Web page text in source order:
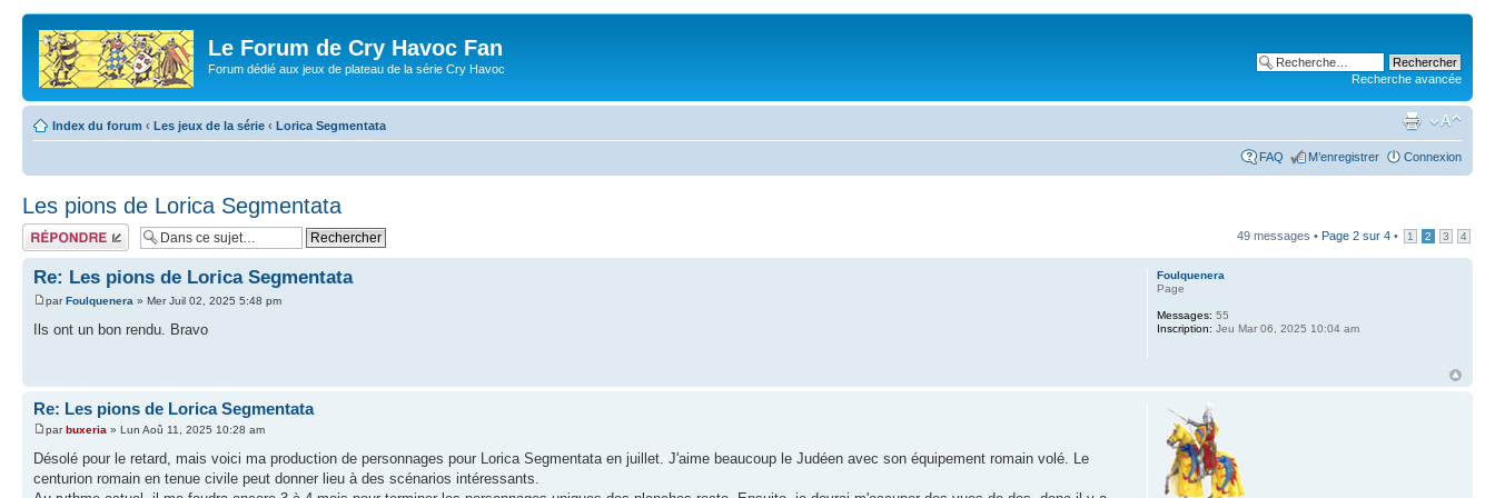
Le Forum de Cry Havoc Fan
Forum dédié aux jeux de plateau de la série Cry Havoc
Recherche avancée
Index du forum ‹ Les jeux de la série ‹ Lorica Segmentata
FAQ M’enregistrer Connexion
Les pions de Lorica Segmentata
Répondre 49 messages • Page 2 sur 4 • 1 2 3 4
Re: Les pions de Lorica Segmentata
parFoulquenera » Mer Juil 02, 2025 5:48 pm
Ils ont un bon rendu. Bravo
Foulquenera
Page
Messages: 55
Inscription: Jeu Mar 06, 2025 10:04 am
Re: Les pions de Lorica Segmentata
parbuxeria » Lun Aoû 11, 2025 10:28 am
Désolé pour le retard, mais voici ma production de personnages pour Lorica Segmentata en juillet. J'aime beaucoup le Judéen avec son équipement romain volé. Le
centurion romain en tenue civile peut donner lieu à des scénarios intéressants.